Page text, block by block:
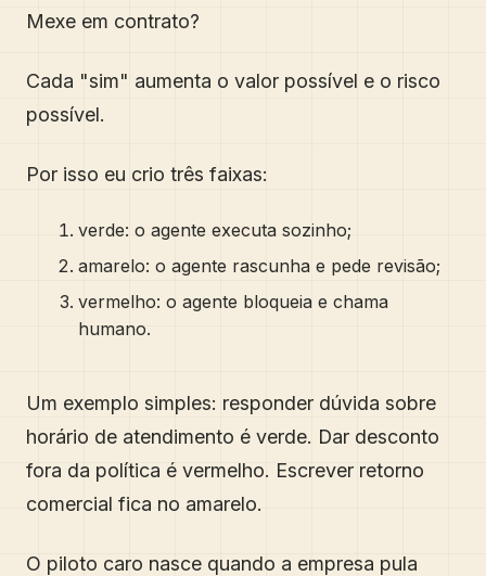
Mexe em contrato?
Cada "sim" aumenta o valor possível e o risco
possível.
Por isso eu crio três faixas:
verde: o agente executa sozinho;
amarelo: o agente rascunha e pede revisão;
vermelho: o agente bloqueia e chama
humano.
Um exemplo simples: responder dúvida sobre
horário de atendimento é verde. Dar desconto
fora da política é vermelho. Escrever retorno
comercial fica no amarelo.
O piloto caro nasce quando a empresa pula